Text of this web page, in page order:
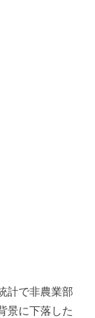
計で非農業部
景に下落した